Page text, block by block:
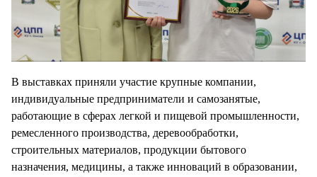
В выставках приняли участие крупные компании,
индивидуальные предприниматели и самозанятые,
работающие в сферах легкой и пищевой промышленности,
ремесленного производства, деревообработки,
строительных материалов, продукции бытового
назначения, медицины, а также инноваций в образовании,